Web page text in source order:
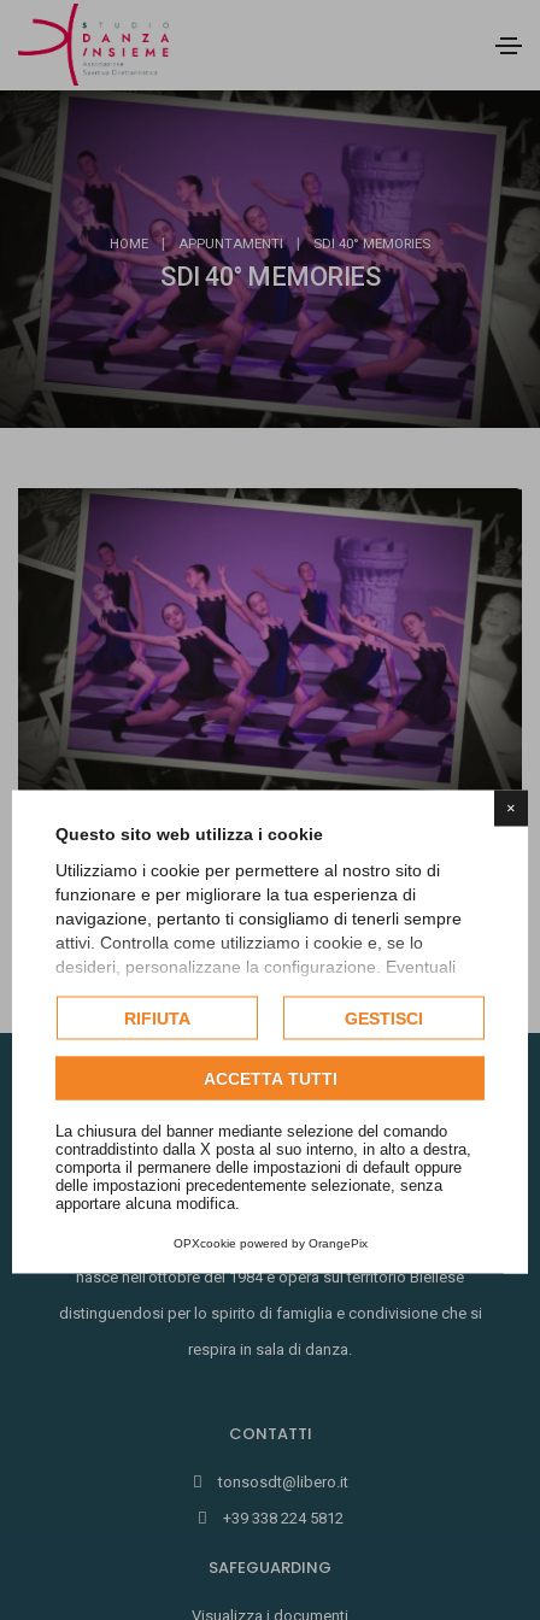
×
Questo sito web utilizza i cookie
Utilizziamo i cookie per permettere al nostro sito di
funzionare e per migliorare la tua esperienza di
navigazione, pertanto ti consigliamo di tenerli sempre
attivi. Controlla come utilizziamo i cookie e, se lo
desideri, personalizzane la configurazione. Eventuali
esclusivamente previa acquisizione del consenso
dell'utente.
Consulta l'informativa cookie completa.
RIFIUTA GESTISCI
ACCETTA TUTTI
La chiusura del banner mediante selezione del comando
contraddistinto dalla X posta al suo interno, in alto a destra,
comporta il permanere delle impostazioni di default oppure
delle impostazioni precedentemente selezionate, senza
apportare alcuna modifica.
OPXcookie powered by OrangePix
HOME | APPUNTAMENTI | SDI 40° MEMORIES
SDI 40° MEMORIES
SDI 40° MEMORIES
I nostri ricordi:
https://www.youtube.com/watch?v=UBLvdyvJcIg
L’associazione Sportiva Dilettantistica Studio Danza Insieme
nasce nell’ottobre del 1984 e opera sul territorio Biellese
distinguendosi per lo spirito di famiglia e condivisione che si
respira in sala di danza.
CONTATTI
tonsosdt@libero.it
+39 338 224 5812
SAFEGUARDING
Visualizza i documenti